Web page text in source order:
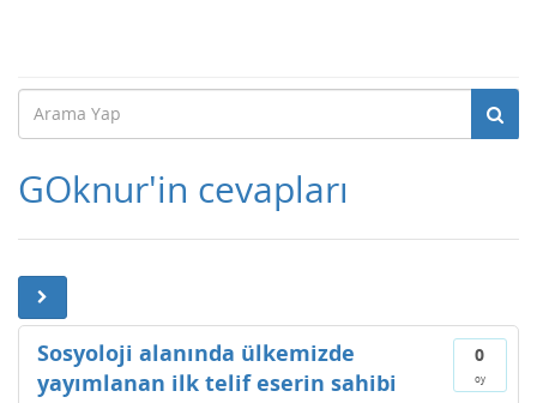
GOknur'in cevapları
0
oy
Sosyoloji alanında ülkemizde
yayımlanan ilk telif eserin sahibi